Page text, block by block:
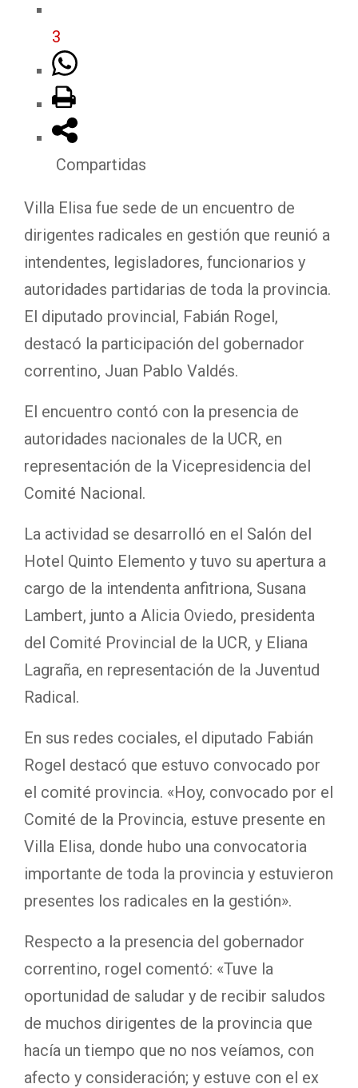
3
Compartidas
Villa Elisa fue sede de un encuentro de
dirigentes radicales en gestión que reunió a
intendentes, legisladores, funcionarios y
autoridades partidarias de toda la provincia.
El diputado provincial, Fabián Rogel,
destacó la participación del gobernador
correntino, Juan Pablo Valdés.
El encuentro contó con la presencia de
autoridades nacionales de la UCR, en
representación de la Vicepresidencia del
Comité Nacional.
La actividad se desarrolló en el Salón del
Hotel Quinto Elemento y tuvo su apertura a
cargo de la intendenta anfitriona, Susana
Lambert, junto a Alicia Oviedo, presidenta
del Comité Provincial de la UCR, y Eliana
Lagraña, en representación de la Juventud
Radical.
En sus redes cociales, el diputado Fabián
Rogel destacó que estuvo convocado por
el comité provincia. «Hoy, convocado por el
Comité de la Provincia, estuve presente en
Villa Elisa, donde hubo una convocatoria
importante de toda la provincia y estuvieron
presentes los radicales en la gestión».
Respecto a la presencia del gobernador
correntino, rogel comentó: «Tuve la
oportunidad de saludar y de recibir saludos
de muchos dirigentes de la provincia que
hacía un tiempo que no nos veíamos, con
afecto y consideración; y estuve con el ex